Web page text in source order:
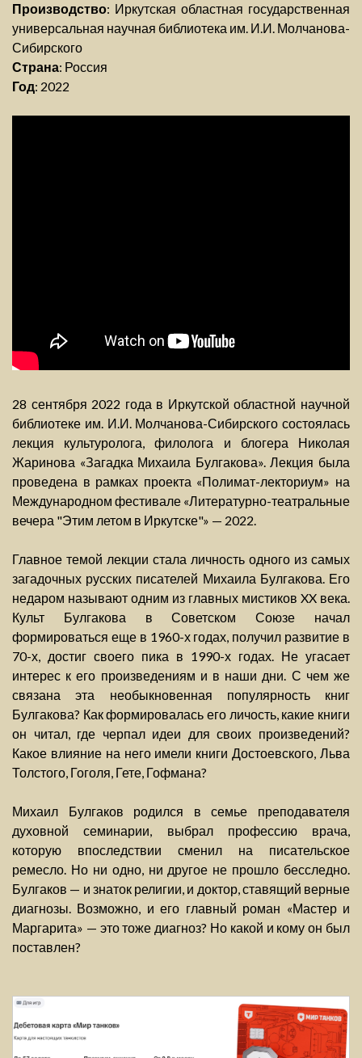
Производство: Иркутская областная государственная
универсальная научная библиотека им. И.И. Молчанова-
Сибирского
Страна: Россия
Год: 2022
28 сентября 2022 года в Иркутской областной научной
библиотеке им. И.И. Молчанова-Сибирского состоялась
лекция культуролога, филолога и блогера Николая
Жаринова «Загадка Михаила Булгакова». Лекция была
проведена в рамках проекта «Полимат-лекториум» на
Международном фестивале «Литературно-театральные
вечера "Этим летом в Иркутске"» — 2022.
Главное темой лекции стала личность одного из самых
загадочных русских писателей Михаила Булгакова. Его
недаром называют одним из главных мистиков XX века.
Культ Булгакова в Советском Союзе начал
формироваться еще в 1960-х годах, получил развитие в
70-х, достиг своего пика в 1990-х годах. Не угасает
интерес к его произведениям и в наши дни. С чем же
связана эта необыкновенная популярность книг
Булгакова? Как формировалась его личость, какие книги
он читал, где черпал идеи для своих произведений?
Какое влияние на него имели книги Достоевского, Льва
Толстого, Гоголя, Гете, Гофмана?
Михаил Булгаков родился в семье преподавателя
духовной семинарии, выбрал профессию врача,
которую впоследствии сменил на писательское
ремесло. Но ни одно, ни другое не прошло бесследно.
Булгаков — и знаток религии, и доктор, ставящий верные
диагнозы. Возможно, и его главный роман «Мастер и
Маргарита» — это тоже диагноз? Но какой и кому он был
поставлен?